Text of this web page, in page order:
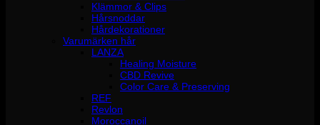
Klämmor & Clips
Hårsnoddar
Hårdekorationer
Varumärken hår
LANZA
Healing Moisture
CBD Revive
Color Care & Preserving
REF
Revlon
Moroccanoil